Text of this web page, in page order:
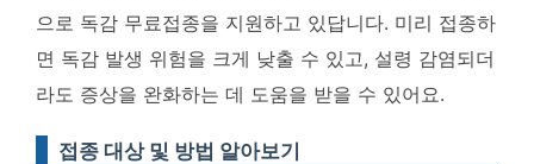
으로 독감 무료접종을 지원하고 있답니다. 미리 접종하
면 독감 발생 위험을 크게 낮출 수 있고, 설령 감염되더
라도 증상을 완화하는 데 도움을 받을 수 있어요.
접종 대상 및 방법 알아보기